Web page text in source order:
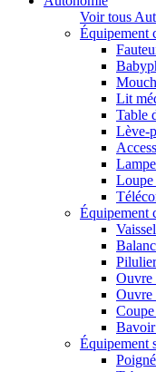
Voir tous
Équipement
Lit
Table
Lève-
Loupe
Équipement
Pilulier
Ouvre
Ouvre
Équipement